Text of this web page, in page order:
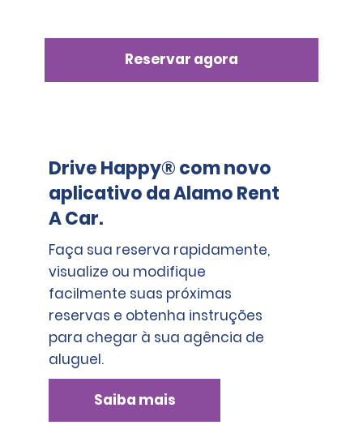
Reservar agora
Drive Happy® com novo
aplicativo da Alamo Rent
A Car.
Faça sua reserva rapidamente,
visualize ou modifique
facilmente suas próximas
reservas e obtenha instruções
para chegar à sua agência de
aluguel.
Saiba mais